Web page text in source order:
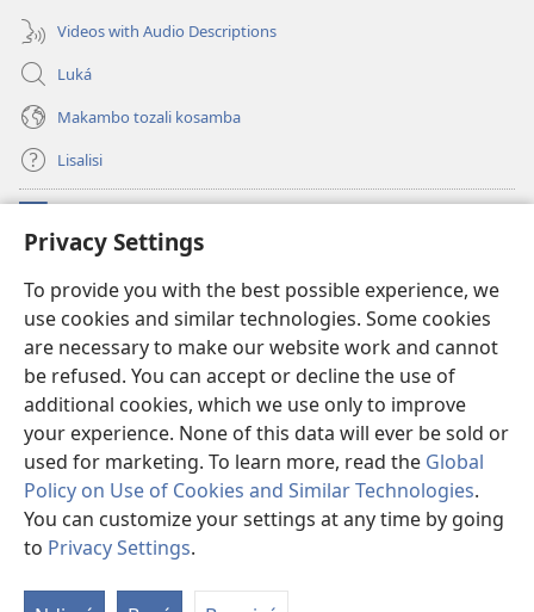
Privacy Settings
To provide you with the best possible experience, we
use cookies and similar technologies. Some cookies
are necessary to make our website work and cannot
be refused. You can accept or decline the use of
additional cookies, which we use only to improve
your experience. None of this data will ever be sold or
used for marketing. To learn more, read the Global
Policy on Use of Cookies and Similar Technologies.
You can customize your settings at any time by going
to Privacy Settings.
Videos with Audio Descriptions
Luká
Makambo tozali kosamba
Lisalisi
(fungolá
fenɛtrɛ
Watchtower Mikanda oyo ezali na Internet
(fungolá
fenɛtrɛ
mosusu)JW Hub
(fungolá
fenɛtrɛ
mosusu)Programɛ JW Library ®
Copyright© 2026 Watch Tower Bible and Tract Society of Pennsylvania.
NDENGE YA KOSALELA
|